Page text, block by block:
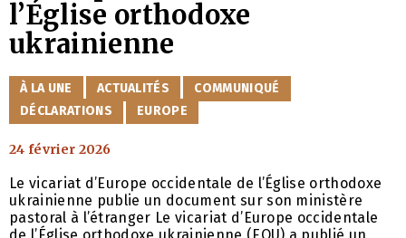
l’Église orthodoxe
ukrainienne
CATÉGORIES
À LA UNE ACTUALITÉS
COMMUNIQUÉ
DÉCLARATIONS
EUROPE
24 février 2026
Le vicariat d’Europe occidentale de l’Église orthodoxe
ukrainienne publie un document sur son ministère
pastoral à l’étranger Le vicariat d’Europe occidentale